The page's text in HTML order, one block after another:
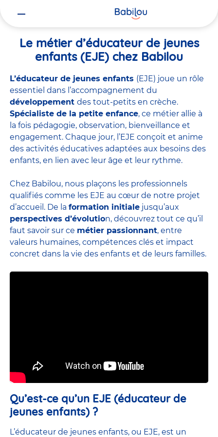
Le métier d’éducateur de jeunes
enfants (EJE) chez Babilou
L’éducateur de jeunes enfants (EJE) joue un rôle
essentiel dans l’accompagnement du
développement des tout-petits en crèche.
Spécialiste de la petite enfance, ce métier allie à
la fois pédagogie, observation, bienveillance et
engagement. Chaque jour, l’EJE conçoit et anime
des activités éducatives adaptées aux besoins des
enfants, en lien avec leur âge et leur rythme.
Chez Babilou, nous plaçons les professionnels
qualifiés comme les EJE au cœur de notre projet
d’accueil. De la formation initiale jusqu’aux
perspectives d’évolution, découvrez tout ce qu’il
faut savoir sur ce métier passionnant, entre
valeurs humaines, compétences clés et impact
concret dans la vie des enfants et de leurs familles.
Qu’est-ce qu’un EJE (éducateur de
jeunes enfants) ?
L’éducateur de jeunes enfants, ou EJE, est un